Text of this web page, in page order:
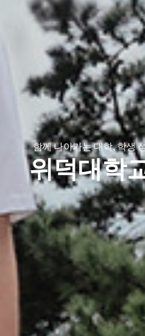
함께 나아가는 대학, 학생
위덕대학